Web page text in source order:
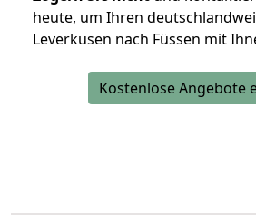
heute, um Ihren
Leverkusen nach Füssen mit
Kostenlose Angebote